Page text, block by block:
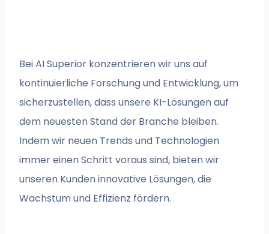
Bei AI Superior konzentrieren wir uns auf
kontinuierliche Forschung und Entwicklung, um
sicherzustellen, dass unsere KI-Lösungen auf
dem neuesten Stand der Branche bleiben.
Indem wir neuen Trends und Technologien
immer einen Schritt voraus sind, bieten wir
unseren Kunden innovative Lösungen, die
Wachstum und Effizienz fördern.